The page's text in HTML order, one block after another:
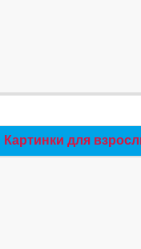
Картинки для